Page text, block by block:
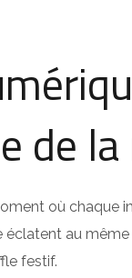
de
où chaque
au même
festif.